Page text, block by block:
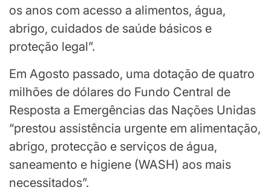
os anos com acesso a alimentos, água,
abrigo, cuidados de saúde básicos e
proteção legal”.
Em Agosto passado, uma dotação de quatro
milhões de dólares do Fundo Central de
Resposta a Emergências das Nações Unidas
“prestou assistência urgente em alimentação,
abrigo, protecção e serviços de água,
saneamento e higiene (WASH) aos mais
necessitados”.